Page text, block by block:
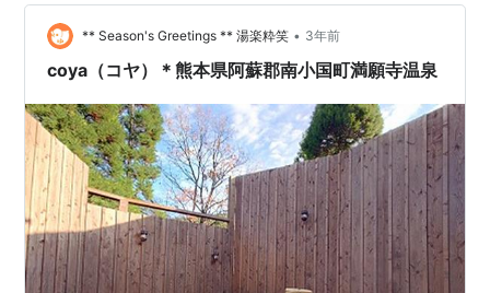
** Season's Greetings ** 湯楽粋笑 • 3年前
coya（コヤ）＊熊本県阿蘇郡南小国町満願寺温泉